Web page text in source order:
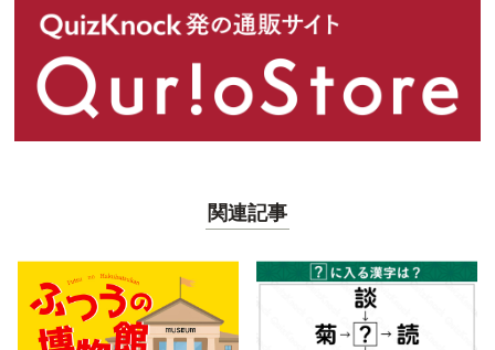
関連記事